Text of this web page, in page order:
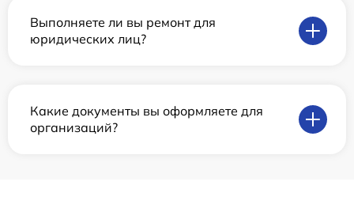
Выполняете ли вы ремонт для
юридических лиц?
Какие документы вы оформляете для
организаций?